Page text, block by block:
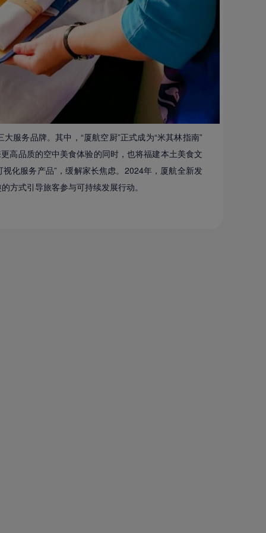
服务品牌。其中，“厦航空厨”正式成为“米其林指南”
高品质的空中美食体验的同时，也将福建本土美食文
化服务产品”，缓解家长焦虑。2024年，厦航全新发
方式引导旅客参与可持续发展行动。